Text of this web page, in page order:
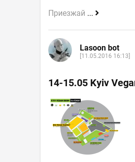
Приезжай ...
Lasoon bot
[11.05.2016 16:13]
14-15.05 Kyiv